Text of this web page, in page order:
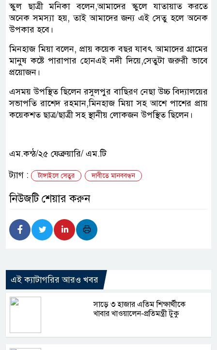
স্কুল ছাত্রী মনিকা বলেন,আমাদের স্কুলে যাতায়াত করতে
অনেক সমস্যা হয়, তাই আমাদের জন্য এই সেতু হলে অনেক
উপকার হবে।
মিনহাজ মিয়া বলেন, প্রায় কয়েক বছর যাবৎ আমাদের গ্রামের
মানুষ কষ্টে পারাপার হোনএই নদী দিয়ে,সেতুটা জরুরী ভাবে
প্রয়োজন।
এসময় উপস্থিত ছিলেন রসুলপুর বাছিরণ নেছা উচ্চ বিদ্যালয়ের
সভাপতি রাশেদ রহমান,মিনহাজ মিয়া সহ আশে পাশের প্রায়
কয়েকশত ছাত্র/ছাত্রী সহ স্থানীয় লোকজন উপস্থিত ছিলেন।
এম.কন্ঠ/২৫ ফেব্রুয়ারি/ এম.টি
ট্যাগ :
টাঙ্গাইলে সেতুর দাবীতে মানববন্ধন
নিউজটি শেয়ার করুন
এই ক্যাটাগরির আরও খবর
সাড়ে ৩ হাজার এতিম শিক্ষার্থীকে
খাবার খাওয়ালেন-প্রতিমন্ত্রী টুকু